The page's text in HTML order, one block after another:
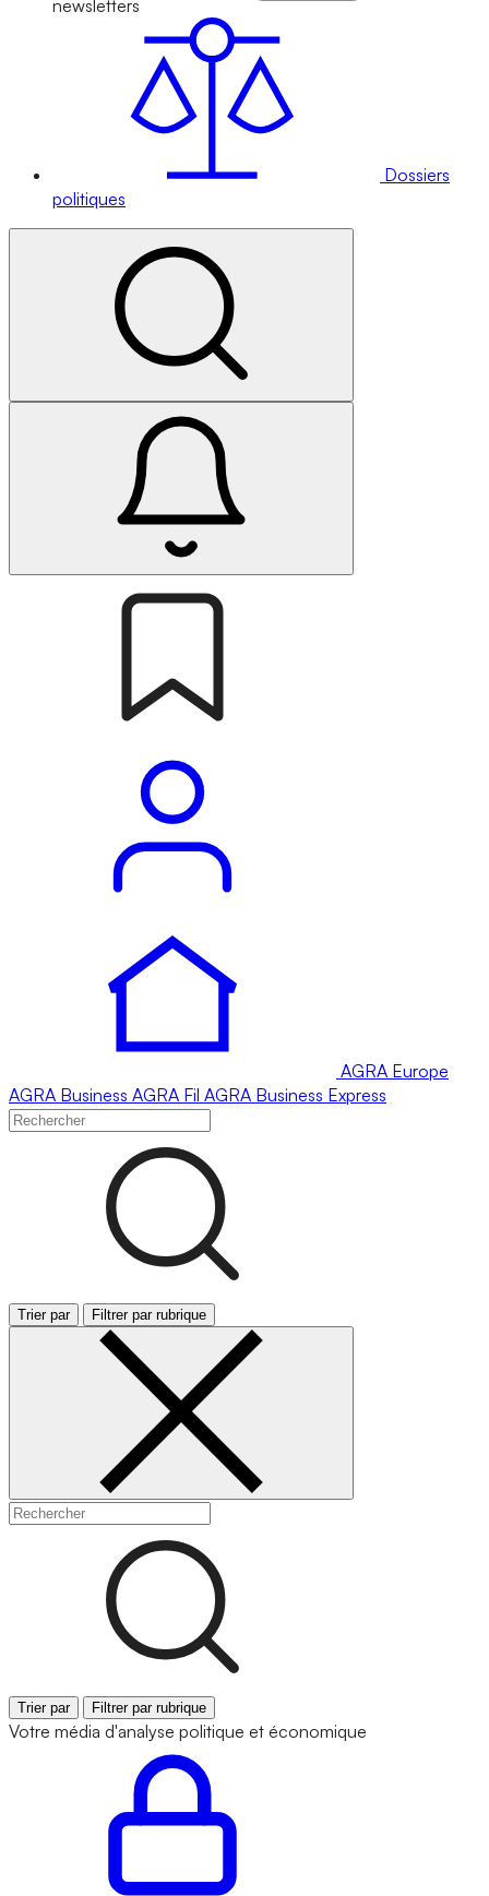
newsletters
Dossiers
politiques
AGRA Europe
AGRA Business AGRA Fil AGRA Business Express
Trier par Filtrer par rubrique
Trier par Filtrer par rubrique
Votre média d'analyse politique et économique